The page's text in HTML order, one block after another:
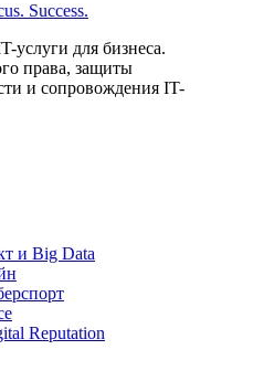
Success.
услуги для бизнеса.
права, защиты
и сопровождения IT-
и Big Data
Reputation